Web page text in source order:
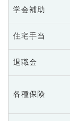
学会補助
住宅手当
退職金
各種保険